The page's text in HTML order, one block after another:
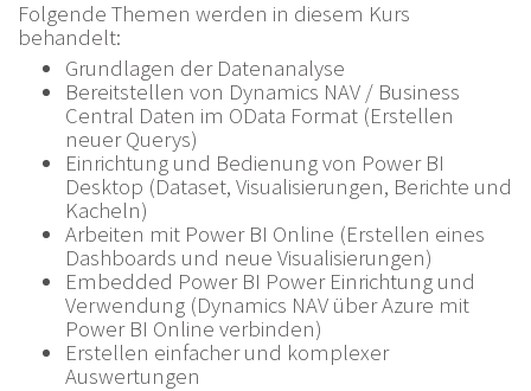
Folgende Themen werden in diesem Kurs
behandelt:
Grundlagen der Datenanalyse
Bereitstellen von Dynamics NAV / Business
Central Daten im OData Format (Erstellen
neuer Querys)
Einrichtung und Bedienung von Power BI
Desktop (Dataset, Visualisierungen, Berichte und
Kacheln)
Arbeiten mit Power BI Online (Erstellen eines
Dashboards und neue Visualisierungen)
Embedded Power BI Power Einrichtung und
Verwendung (Dynamics NAV über Azure mit
Power BI Online verbinden)
Erstellen einfacher und komplexer
Auswertungen